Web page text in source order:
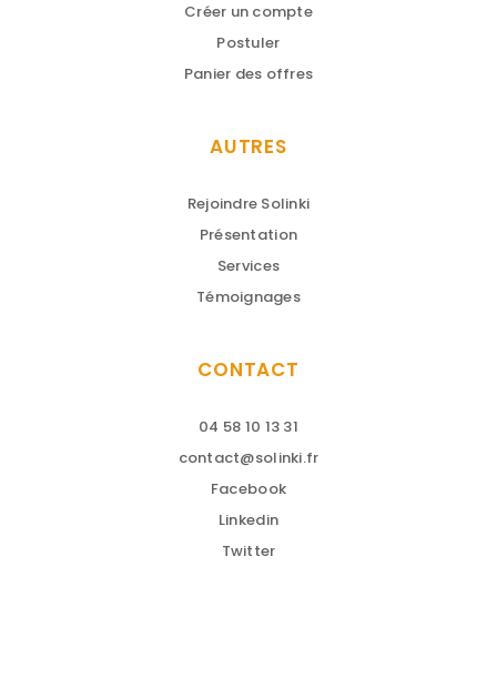
Créer un compte
Postuler
Panier des offres
AUTRES
Rejoindre Solinki
Présentation
Services
Témoignages
CONTACT
04 58 10 13 31
contact@solinki.fr
Facebook
Linkedin
Twitter